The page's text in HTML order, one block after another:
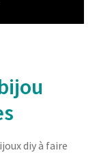
diy à faire